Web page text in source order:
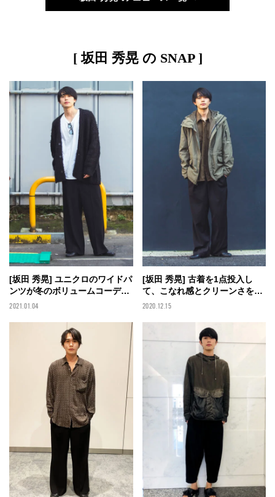
[ 坂田 秀晃 の SNAP ]
[坂田 秀晃] ユニクロのワイドパ
ンツが冬のボリュームコーデに
使える！
2021.01.04
[坂田 秀晃] 古着を1点投入し
て、こなれ感とクリーンさを両
立
2020.12.15